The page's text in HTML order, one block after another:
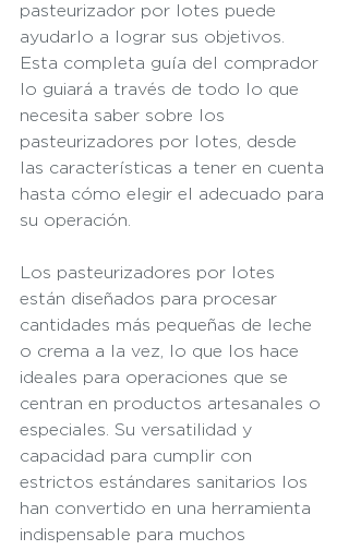
pasteurizador por lotes puede
ayudarlo a lograr sus objetivos.
Esta completa guía del comprador
lo guiará a través de todo lo que
necesita saber sobre los
pasteurizadores por lotes, desde
las características a tener en cuenta
hasta cómo elegir el adecuado para
su operación.
Los pasteurizadores por lotes
están diseñados para procesar
cantidades más pequeñas de leche
o crema a la vez, lo que los hace
ideales para operaciones que se
centran en productos artesanales o
especiales. Su versatilidad y
capacidad para cumplir con
estrictos estándares sanitarios los
han convertido en una herramienta
indispensable para muchos